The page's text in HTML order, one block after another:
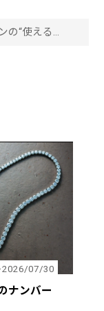
の“使えるカ
2026/07/30
ナンバー